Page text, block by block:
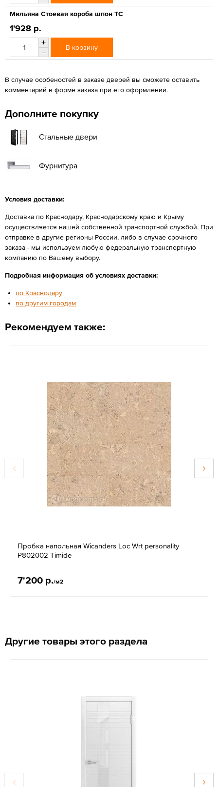
Мильяна Стоевая короба шпон ТС
1'928 р.
+
-
В корзину
В случае особеностей в заказе дверей вы сможете оставить
комментарий в форме заказа при его оформлении.
Дополните покупку
Стальные двери
Фурнитура
Условия доставки:
Доставка по Краснодару, Краснодарскому краю и Крыму
осуществляется нашей собственной транспортной службой. При
отправке в другие регионы России, либо в случае срочного
заказа - мы используем любую федеральную транспортную
компанию по Вашему выбору.
Подробная информация об условиях доставки:
по Краснодару
по другим городам
Рекомендуем также:
Пробка напольная Wicanders Loc Wrt personality
P802002 Timide
7'200 р./м2
Другие товары этого раздела